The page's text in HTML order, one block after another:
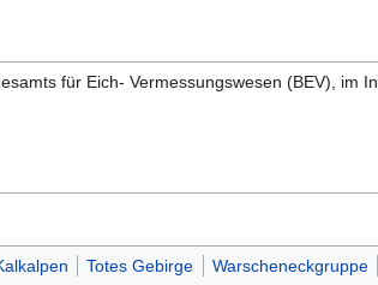
für Eich- Vermessungswesen (BEV), im
Totes Gebirge Warscheneckgruppe